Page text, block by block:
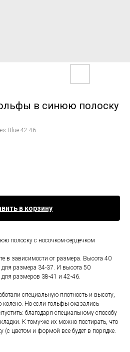
в синюю полоску
Blue-42-46
в корзину
полоску с носочком-сердечком
в зависимости от размера. Высота 40
для размера 34-37. И высота 50
для размеров 38-41 и 42-46.
специальную плотность и высоту,
Но если гольфы оказались
благодаря специальному способу
К тому-же их можно постирать, что
(с цветом и формой все будет в порядке.